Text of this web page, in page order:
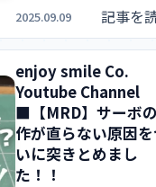
2025.09.09 記事を
enjoy smile Co.
Youtube Channel
■【MRD】サーボ
作が直らない原因
いに突きとめまし
た！！